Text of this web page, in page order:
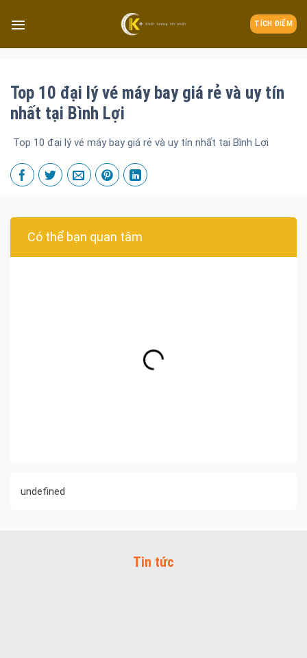
TÍCH ĐIỂM
Top 10 đại lý vé máy bay giá rẻ và uy tín
nhất tại Bình Lợi
Top 10 đại lý vé máy bay giá rẻ và uy tín nhất tại Bình Lợi
Có thể bạn quan tâm
undefined
Tin tức